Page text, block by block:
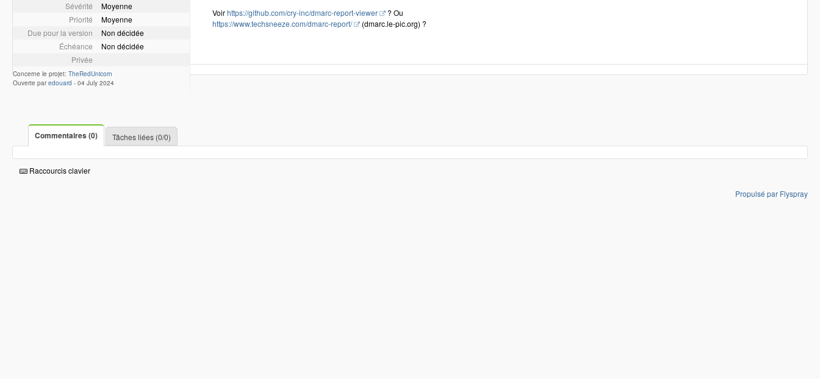
Sévérité
Moyenne
Priorité
Moyenne
Due pour la version
Non décidée
Échéance
Non décidée
Privée
Concerne le projet: TheRedUnicorn
Ouverte paredouard - 04 July 2024
Voirhttps://github.com/cry-inc/dmarc-report-viewer
? Ou
https://www.techsneeze.com/dmarc-report/
(dmarc.le-pic.org) ?
Commentaires (0) Tâches liées (0/0)
Raccourcis clavier
Propulsé par Flyspray